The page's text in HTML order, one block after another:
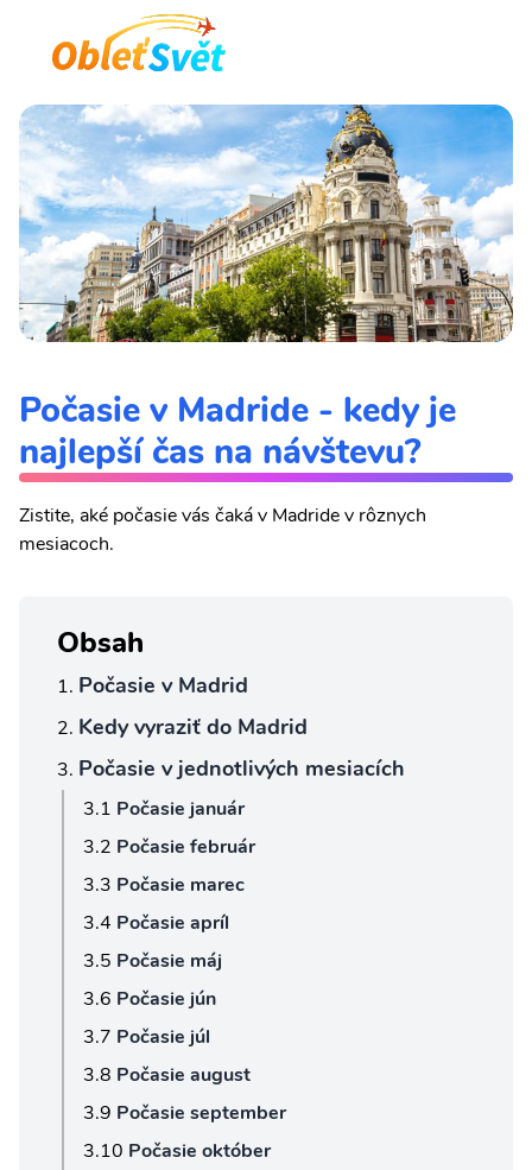
Počasie v Madride - kedy je
najlepší čas na návštevu?
Zistite, aké počasie vás čaká v Madride v rôznych
mesiacoch.
Obsah
Počasie v Madrid
Kedy vyraziť do Madrid
Počasie v jednotlivých mesiacích
Počasie január
Počasie február
Počasie marec
Počasie apríl
Počasie máj
Počasie jún
Počasie júl
Počasie august
Počasie september
Počasie október